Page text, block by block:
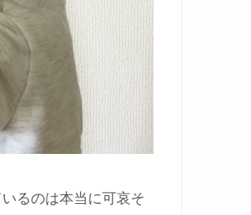
るのは本当に可哀そ